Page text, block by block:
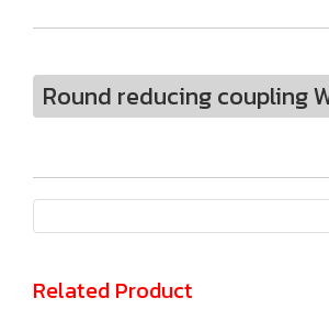
Round reducing coupling
Related Product